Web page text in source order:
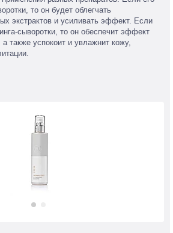
то он будет облегчать
экстрактов и усиливать эффект. Если
сыворотки, то он обеспечит эффект
а также успокоит и увлажнит кожу,